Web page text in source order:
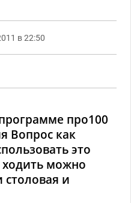
в 22:50
про100
Вопрос как
это
ходить можно
и